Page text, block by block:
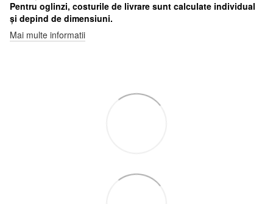
Pentru oglinzi, costurile de livrare sunt calculate individual
și depind de dimensiuni.
Mai multe informatii